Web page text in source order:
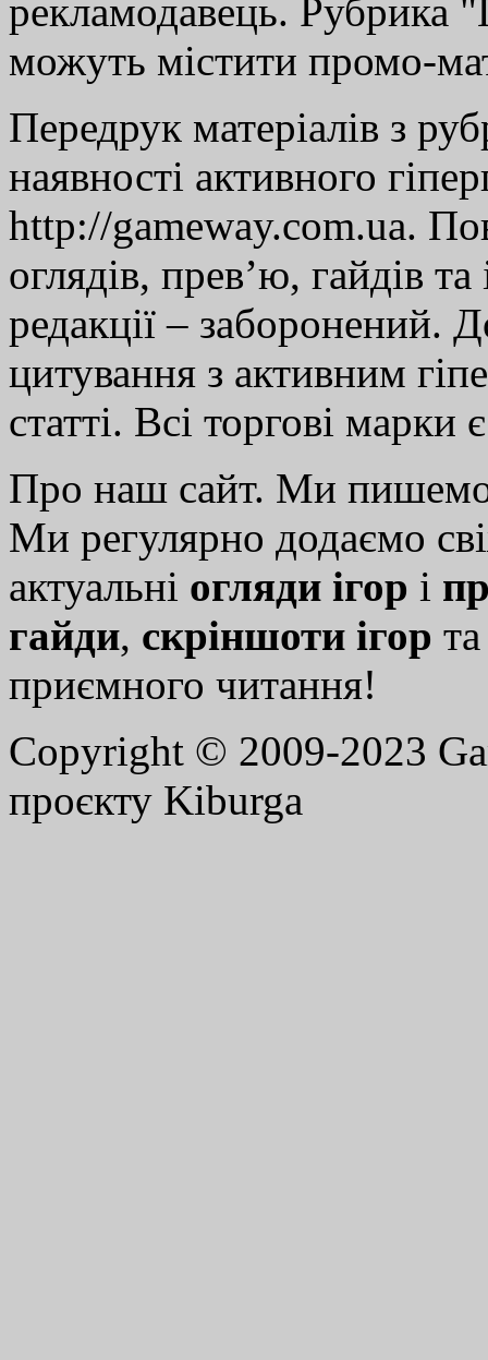
рекламодавець. Рубрика
можуть містити промо-
Передрук матеріалів з
наявності активного
http://gameway.com.ua.
оглядів, прев’ю, гайдів
редакції – заборонений.
цитування з активним
статті. Всі торгові марки
Про наш сайт. Ми
Ми регулярно додаємо
актуальні огляди ігор і
гайди, скріншоти ігор
приємного читання!
Copyright © 2009-2023
проєкту Kiburga